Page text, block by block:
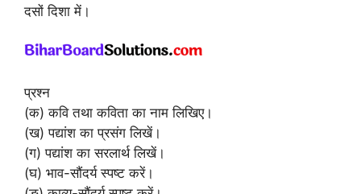
दसों दिशा में।
प्रश्न
(क) कवि तथा कविता का नाम लिखिए।
(ख) पद्यांश का प्रसंग लिखें।
(ग) पद्यांश का सरलार्थ लिखें।
(घ) भाव-सौंदर्य स्पष्ट करें।